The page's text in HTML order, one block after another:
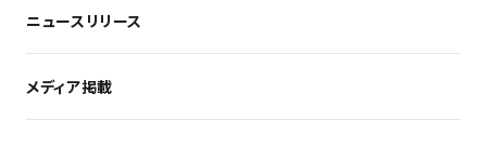
ニュースリリース
メディア掲載